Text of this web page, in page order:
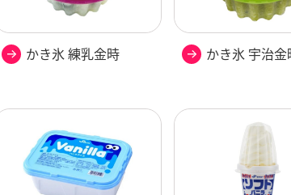
かき氷 練乳金時 かき氷 宇治金